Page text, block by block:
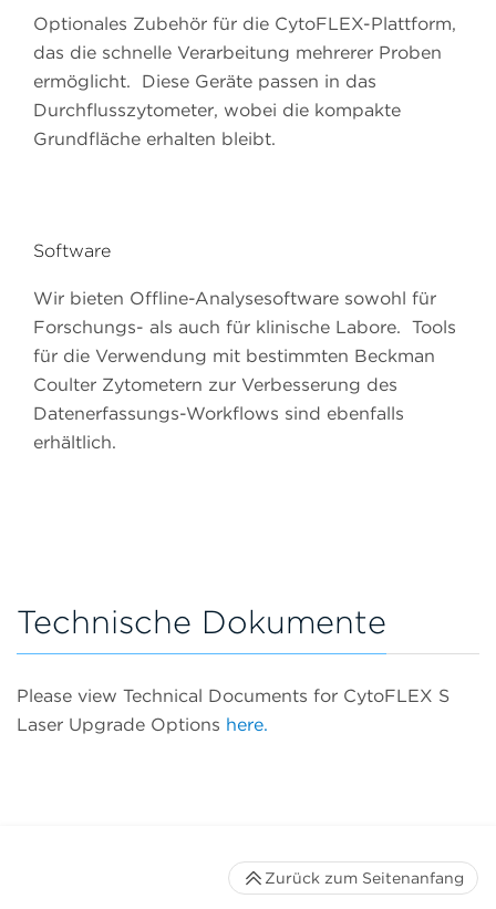
Optionales Zubehör für die CytoFLEX-Plattform,
das die schnelle Verarbeitung mehrerer Proben
ermöglicht. Diese Geräte passen in das
Durchflusszytometer, wobei die kompakte
Grundfläche erhalten bleibt.
Software
Wir bieten Offline-Analysesoftware sowohl für
Forschungs- als auch für klinische Labore. Tools
für die Verwendung mit bestimmten Beckman
Coulter Zytometern zur Verbesserung des
Datenerfassungs-Workflows sind ebenfalls
erhältlich.
Technische Dokumente
Please view Technical Documents for CytoFLEX S
Laser Upgrade Options here.
Zurück zum Seitenanfang